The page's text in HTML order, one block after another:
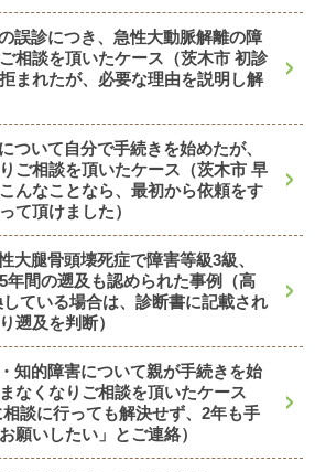
誤診につき、急性大動脈解離の障
相談を頂いたケース（茨木市 初診
まれたが、必要な理由を説明し解
ついて自分で手続きを始めたが、
ご相談を頂いたケース（茨木市 早
んなことなら、最初から依頼をす
て頂けました）
大腿骨頭壊死症で障害等級3級、
年間の遡及も認められた事例（高
ている場合は、診断書に記載され
遡及を判断）
知的障害について親が手続きを始
なくなりご相談を頂いたケース
相談に行っても解決せず、2年も手
願いしたい」とご連絡）